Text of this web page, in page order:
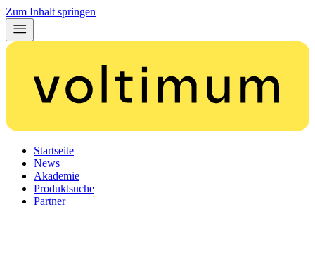
Zum Inhalt springen
Startseite
News
Akademie
Produktsuche
Partner